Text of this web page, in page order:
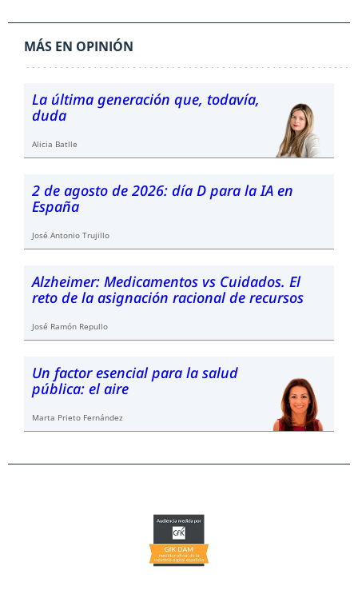
MÁS EN OPINIÓN
La última generación que, todavía,
duda
Alicia Batlle
2 de agosto de 2026: día D para la IA en
España
José Antonio Trujillo
Alzheimer: Medicamentos vs Cuidados. El
reto de la asignación racional de recursos
José Ramón Repullo
Un factor esencial para la salud
pública: el aire
Marta Prieto Fernández